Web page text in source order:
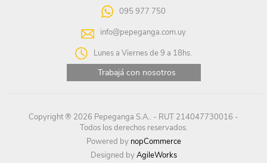
095 977 750
info@pepeganga.com.uy
Lunes a Viernes de 9 a 18hs.
Trabajá con nosotros
Copyright ® 2026 Pepeganga S.A.. - RUT 214047730016 -
Todos los derechos reservados.
Powered by nopCommerce
Designed byAgileWorks